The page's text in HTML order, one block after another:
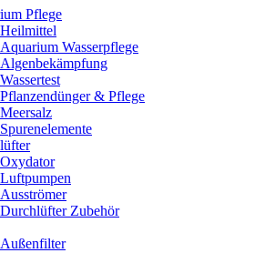
Pflege
Heilmittel
Aquarium Wasserpflege
Algenbekämpfung
Wassertest
Pflanzendünger & Pflege
Meersalz
Spurenelemente
Oxydator
Luftpumpen
Ausströmer
Durchlüfter Zubehör
Außenfilter